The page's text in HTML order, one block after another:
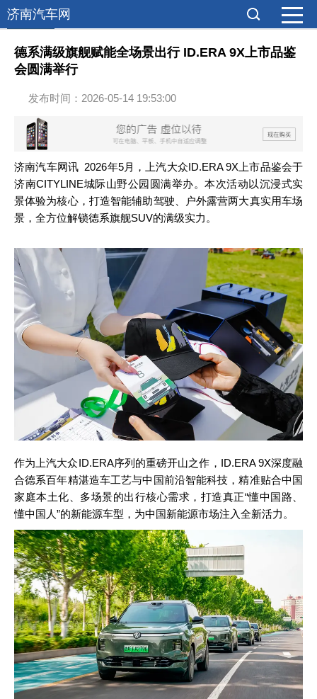
济南汽车网
综合报道
德系满级旗舰赋能全场景出行 ID.ERA 9X上市品鉴
会圆满举行
发布时间：2026-05-14 19:53:00
济南汽车网讯 2026年5月，上汽大众ID.ERA 9X上市品鉴会于
济南CITYLINE城际山野公园圆满举办。本次活动以沉浸式实
景体验为核心，打造智能辅助驾驶、户外露营两大真实用车场
景，全方位解锁德系旗舰SUV的满级实力。
作为上汽大众ID.ERA序列的重磅开山之作，ID.ERA 9X深度融
合德系百年精湛造车工艺与中国前沿智能科技，精准贴合中国
家庭本土化、多场景的出行核心需求，打造真正“懂中国路、
懂中国人”的新能源车型，为中国新能源市场注入全新活力。